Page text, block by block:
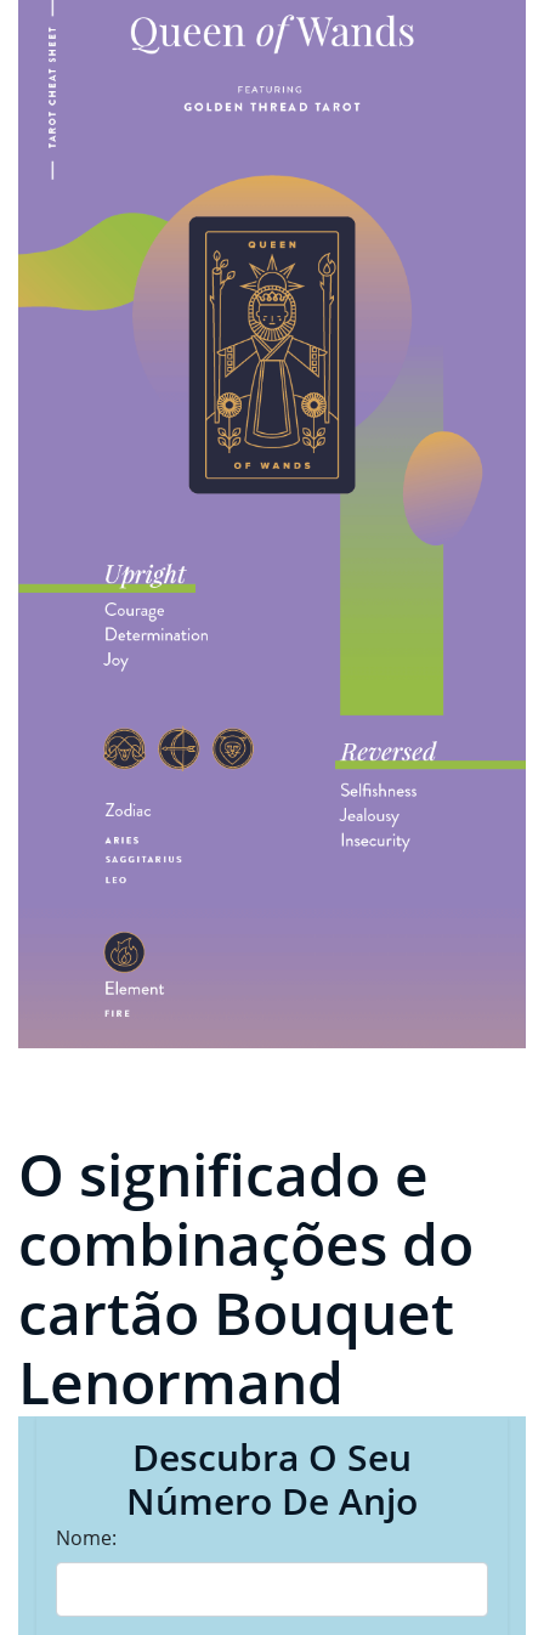
O significado e
combinações do
cartão Bouquet
Lenormand
Descubra O Seu
Número De Anjo
Nome: